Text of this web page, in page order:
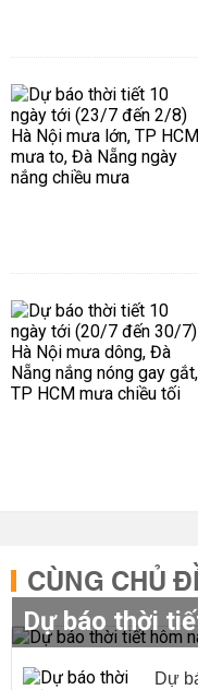
CÙNG CHỦ
Dự báo thời
Dự